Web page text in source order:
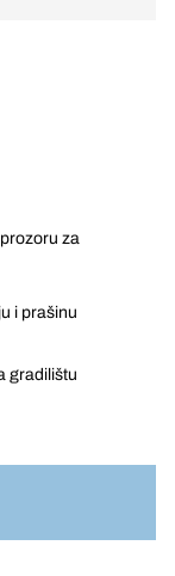
za
i prašinu
gradilištu